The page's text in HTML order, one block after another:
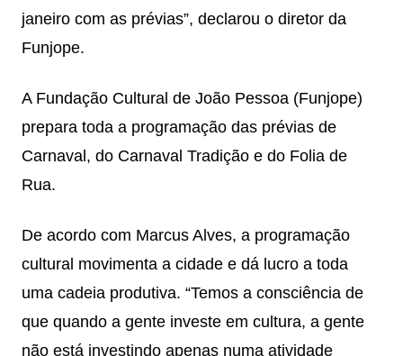
janeiro com as prévias”, declarou o diretor da
Funjope.
A Fundação Cultural de João Pessoa (Funjope)
prepara toda a programação das prévias de
Carnaval, do Carnaval Tradição e do Folia de
Rua.
De acordo com Marcus Alves, a programação
cultural movimenta a cidade e dá lucro a toda
uma cadeia produtiva. “Temos a consciência de
que quando a gente investe em cultura, a gente
não está investindo apenas numa atividade